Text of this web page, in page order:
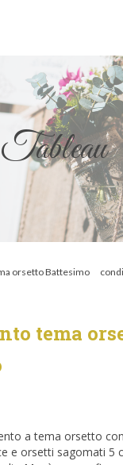
Tableau
orsetto Battesimo
tema
a tema orsetto
e orsetti sagomati 5